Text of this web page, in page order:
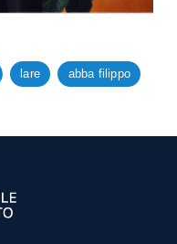
lare abba filippo